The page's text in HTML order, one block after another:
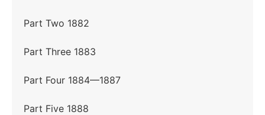
Part Two 1882
Part Three 1883
Part Four 1884—1887
Part Five 1888